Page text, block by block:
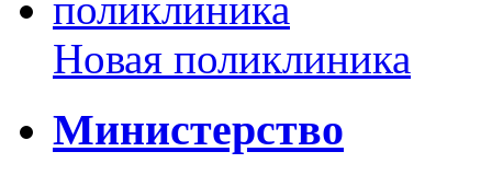
Новая поликлиника
Министерство